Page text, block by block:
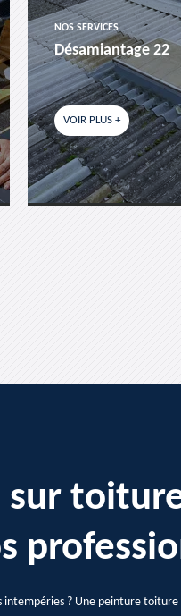
NOS SERVICES
Désamiantage 22
VOIR PLUS +
? Une peinture toiture